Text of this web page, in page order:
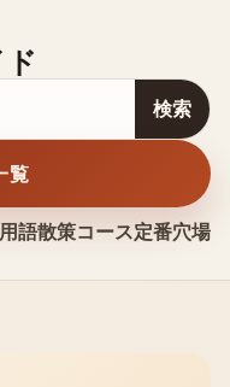
用語散策コース定番穴場
検索
覧